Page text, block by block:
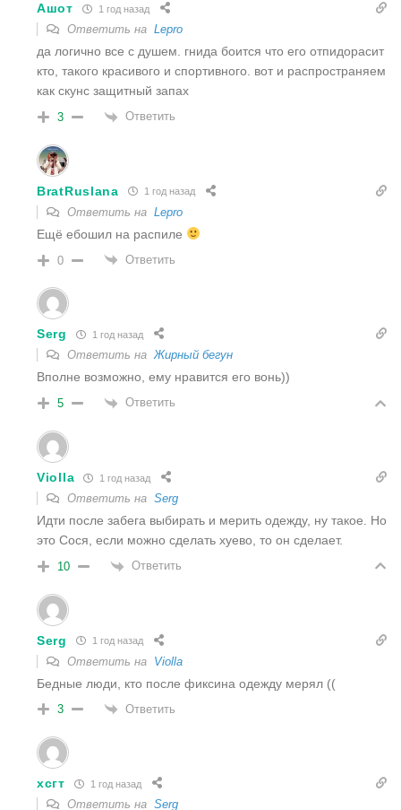
Ашот 1 год назад
Ответить на Lepro
да логично все с душем. гнида боится что его отпидорасит
кто, такого красивого и спортивного. вот и распространяем
как скунс защитный запах
3 Ответить
BratRuslana 1 год назад
Ответить на Lepro
Ещё ебошил на распиле
0 Ответить
Serg 1 год назад
Ответить наЖирный бегун
Вполне возможно, ему нравится его вонь))
5 Ответить
Violla 1 год назад
Ответить на Serg
Идти после забега выбирать и мерить одежду, ну такое. Но
это Сося, если можно сделать хуево, то он сделает.
10 Ответить
Serg 1 год назад
Ответить на Violla
Бедные люди, кто после фиксина одежду мерял ((
3 Ответить
хсгт 1 год назад
Ответить на Serg